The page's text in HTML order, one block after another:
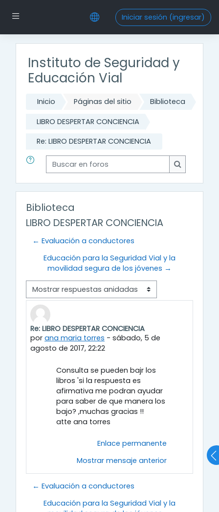
Pánel lateral Iniciar sesión (ingresar)
Instituto de Seguridad y
Educación Vial
Inicio Páginas del sitio Biblioteca
LIBRO DESPERTAR CONCIENCIA
Re: LIBRO DESPERTAR CONCIENCIA
Buscar en foros
Buscar en
Biblioteca
LIBRO DESPERTAR CONCIENCIA
← Evaluación a conductores
Educación para la Seguridad Vial y la
movilidad segura de los jóvenes →
Modo de visualización
Re: LIBRO DESPERTAR CONCIENCIA
por ana maria torres - sábado, 5 de
agosto de 2017, 22:22
Número de respuestas: 0
Consulta se pueden bajr los
libros 'si la respuesta es
afirmativa me podran ayudar
para saber de que manera los
bajo? ,muchas gracias !!
atte ana torres
Enlace permanente
Mostrar mensaje anterior
← Evaluación a conductores
Educación para la Seguridad Vial y la